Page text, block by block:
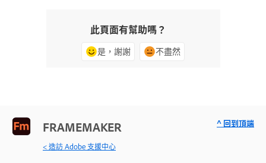
此頁面有幫助嗎？
是，謝謝 不盡然
FRAMEMAKER
< 造訪 Adobe 支援中心
^ 回到頂端